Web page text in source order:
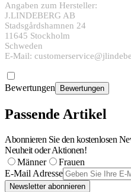
Angaben zum Hersteller:
J.LINDEBERG AB
Stadsgårdshamnen 24
11645 Stockholm
Schweden
E-Mail:
Bewertungen Bewertungen
Passende Artikel
Abonnieren Sie den kostenlosen
Neuheit oder Aktionen!
Männer
Frauen
E-Mail Adresse
Newsletter abonnieren